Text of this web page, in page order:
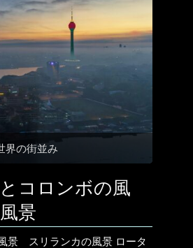
界の街並み
コロンボの風
景
景 スリランカの風景 ロータ